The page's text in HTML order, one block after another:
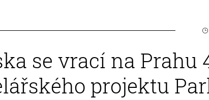
se vrací na Prahu
projektu